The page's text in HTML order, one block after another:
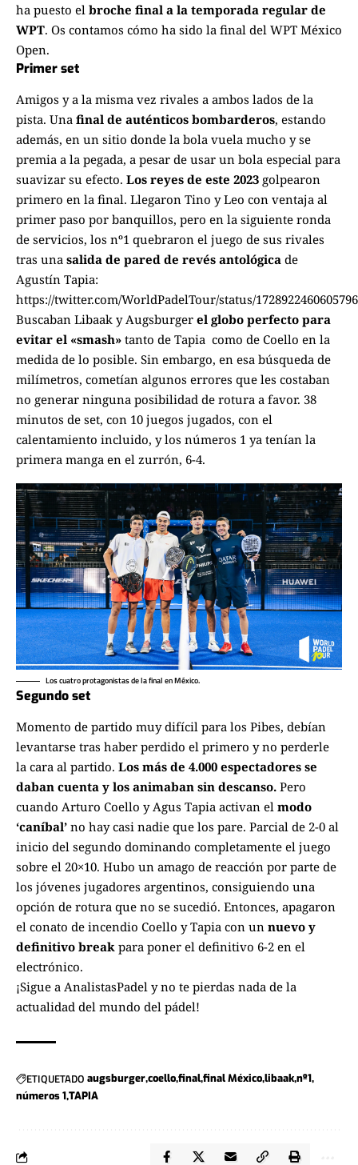
ha puesto el broche final a la temporada regular de
WPT. Os contamos cómo ha sido la final del WPT México
Open.
Primer set
Amigos y a la misma vez rivales a ambos lados de la
pista. Una final de auténticos bombarderos, estando
además, en un sitio donde la bola vuela mucho y se
premia a la pegada, a pesar de usar un bola especial para
suavizar su efecto. Los reyes de este 2023 golpearon
primero en la final. Llegaron Tino y Leo con ventaja al
primer paso por banquillos, pero en la siguiente ronda
de servicios, los nº1 quebraron el juego de sus rivales
tras una salida de pared de revés antológica de
Agustín Tapia:
https://twitter.com/WorldPadelTour/status/
Buscaban Libaak y Augsburger el globo perfecto para
evitar el «smash» tanto de Tapia como de Coello en la
medida de lo posible. Sin embargo, en esa búsqueda de
milímetros, cometían algunos errores que les costaban
no generar ninguna posibilidad de rotura a favor. 38
minutos de set, con 10 juegos jugados, con el
calentamiento incluido, y los números 1 ya tenían la
primera manga en el zurrón, 6-4.
Los cuatro protagonistas de la final en México.
Segundo set
Momento de partido muy difícil para los Pibes, debían
levantarse tras haber perdido el primero y no perderle
la cara al partido. Los más de 4.000 espectadores se
daban cuenta y los animaban sin descanso. Pero
cuando Arturo Coello y Agus Tapia activan el modo
‘caníbal’ no hay casi nadie que los pare. Parcial de 2-0 al
inicio del segundo dominando completamente el juego
sobre el 20×10. Hubo un amago de reacción por parte de
los jóvenes jugadores argentinos, consiguiendo una
opción de rotura que no se sucedió. Entonces, apagaron
el conato de incendio Coello y Tapia con un nuevo y
definitivo break para poner el definitivo 6-2 en el
electrónico.
¡Sigue a AnalistasPadel y no te pierdas nada de la
actualidad del mundo del pádel!
ETIQUETADO augsburgercoellofinalfinal Méxicolibaaknº1
números 1TAPIA